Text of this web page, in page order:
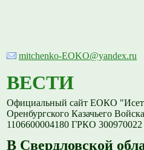
mitchenko-EOKO@yandex.ru
ВЕСТИ
Официальный сайт ЕОКО
Оренбургского Казачьего
1106600004180 ГРКО 300970022
В Свердловской